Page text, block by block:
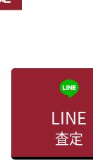
LINE
査定